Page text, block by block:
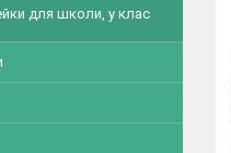
для школи, у клас